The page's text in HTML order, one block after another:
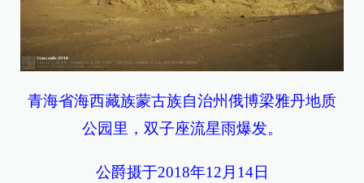
青海省海西藏族蒙古族自治州俄博梁雅丹地质
公园里，双子座流星雨爆发。
公爵摄于2018年12月14日